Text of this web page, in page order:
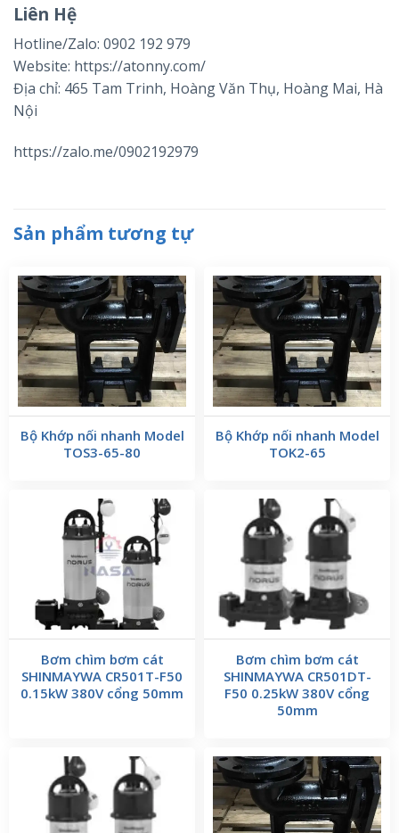
Liên Hệ
Hotline/Zalo: 0902 192 979
Website: https://atonny.com/
Địa chỉ: 465 Tam Trinh, Hoàng Văn Thụ, Hoàng Mai, Hà
Nội
https://zalo.me/0902192979
Sản phẩm tương tự
Bộ Khớp nối nhanh Model
TOS3-65-80
Bộ Khớp nối nhanh Model
TOK2-65
Bơm chìm bơm cát
SHINMAYWA CR501T-F50
0.15kW 380V cổng 50mm
Bơm chìm bơm cát
SHINMAYWA CR501DT-
F50 0.25kW 380V cổng
50mm